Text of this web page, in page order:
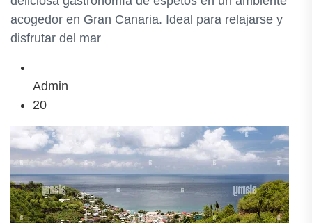
acogedor en Gran Canaria. Ideal para relajarse y
disfrutar del mar
Admin
20